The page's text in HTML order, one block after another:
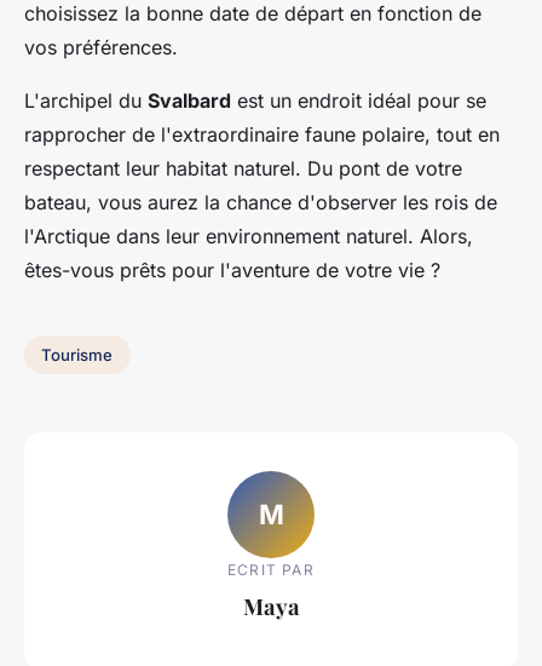
choisissez la bonne date de départ en fonction de
vos préférences.
L'archipel du Svalbard est un endroit idéal pour se
rapprocher de l'extraordinaire faune polaire, tout en
respectant leur habitat naturel. Du pont de votre
bateau, vous aurez la chance d'observer les rois de
l'Arctique dans leur environnement naturel. Alors,
êtes-vous prêts pour l'aventure de votre vie ?
Tourisme
M
ECRIT PAR
Maya